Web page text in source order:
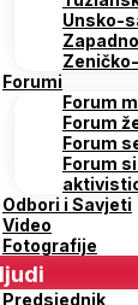
Unsko-
Forumi
Forum
Forum
Forum
Forum
Odbori i Savjeti
Video
Fotografije
Predsjednik